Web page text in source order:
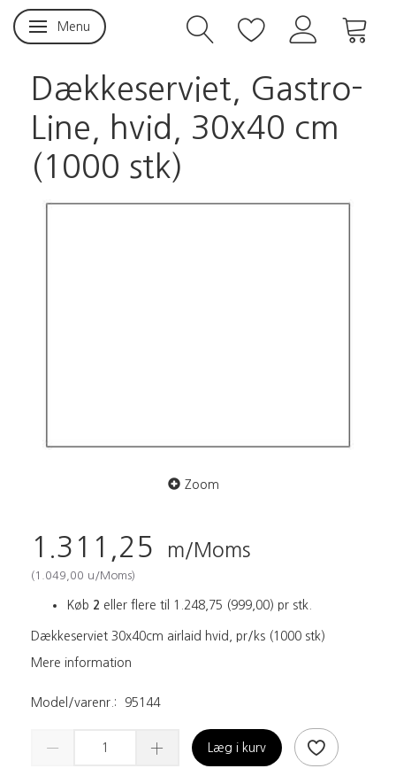
Skifte navigation
Menu
Dækkeserviet, Gastro-
Line, hvid, 30x40 cm
(1000 stk)
Zoom
1.311,25 m/Moms
(1.049,00 u/Moms)
Køb 2 eller flere til 1.248,75 (999,00) pr stk.
Dækkeserviet 30x40cm airlaid hvid, pr/ks (1000 stk)
Mere information
Model/varenr.: 95144
Læg i kurv